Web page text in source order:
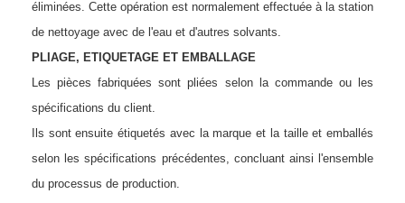
éliminées. Cette opération est normalement effectuée à la station
de nettoyage avec de l'eau et d'autres solvants.
PLIAGE, ETIQUETAGE ET EMBALLAGE
Les pièces fabriquées sont pliées selon la commande ou les
spécifications du client.
Ils sont ensuite étiquetés avec la marque et la taille et emballés
selon les spécifications précédentes, concluant ainsi l'ensemble
du processus de production.